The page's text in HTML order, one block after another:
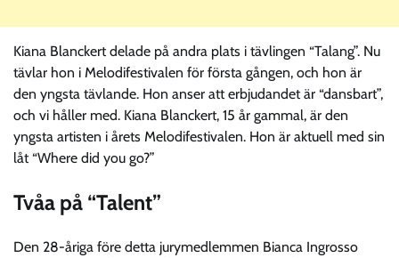
Kiana Blanckert delade på andra plats i tävlingen “Talang”. Nu
tävlar hon i Melodifestivalen för första gången, och hon är
den yngsta tävlande. Hon anser att erbjudandet är “dansbart”,
och vi håller med. Kiana Blanckert, 15 år gammal, är den
yngsta artisten i årets Melodifestivalen. Hon är aktuell med sin
låt “Where did you go?”
Tvåa på “Talent”
Den 28-åriga före detta jurymedlemmen Bianca Ingrosso